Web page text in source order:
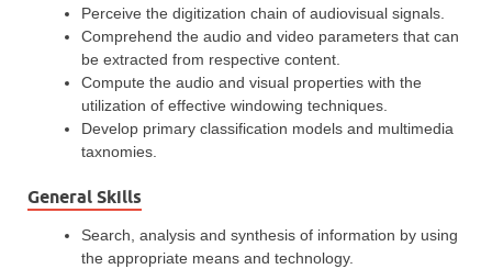
Perceive the digitization chain of audiovisual signals.
Comprehend the audio and video parameters that can
be extracted from respective content.
Compute the audio and visual properties with the
utilization of effective windowing techniques.
Develop primary classification models and multimedia
taxnomies.
General Skills
Search, analysis and synthesis of information by using
the appropriate means and technology.